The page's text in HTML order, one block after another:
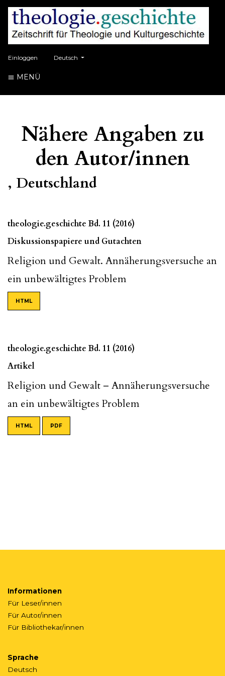
Einloggen ##plugins.themes.healthSciences.language.toggle##
Deutsch
MENÜ
Nähere Angaben zu
den Autor/innen
, Deutschland
theologie.geschichte Bd. 11 (2016)
Diskussionspapiere und Gutachten
Religion und Gewalt. Annäherungsversuche an
ein unbewältigtes Problem
HTML
theologie.geschichte Bd. 11 (2016)
Artikel
Religion und Gewalt – Annäherungsversuche
an ein unbewältigtes Problem
HTML PDF
Informationen
Für Leser/innen
Für Autor/innen
Für Bibliothekar/innen
Sprache
Deutsch